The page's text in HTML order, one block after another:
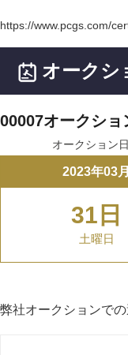
https://www.pcgs.com/
オークシ
00007オークショ
オークション
2023年03月
31日
土曜日
弊社オークションで